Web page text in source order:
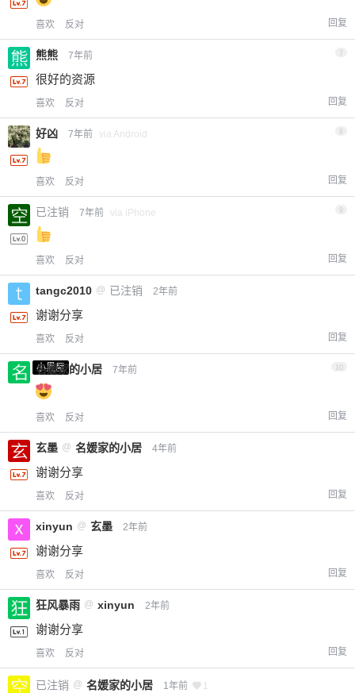
喜欢 反对 回复
熊熊 7年前 7
很好的资源
喜欢 反对 回复
好凶 7年前 via Android
喜欢 反对 回复
已注销 7年前 via iPhone 9
喜欢 反对 回复
tangc2010 @ 已注销 2年前
谢谢分享
喜欢 反对 回复
小黑屋
名媛家的小居 7年前 10
喜欢 反对 回复
玄墨 @ 名媛家的小居 4年前
谢谢分享
喜欢 反对 回复
xinyun @ 玄墨 2年前
谢谢分享
喜欢 反对 回复
狂风暴雨 @ xinyun 2年前
谢谢分享
喜欢 反对 回复
已注销 @ 名媛家的小居 1年前 1